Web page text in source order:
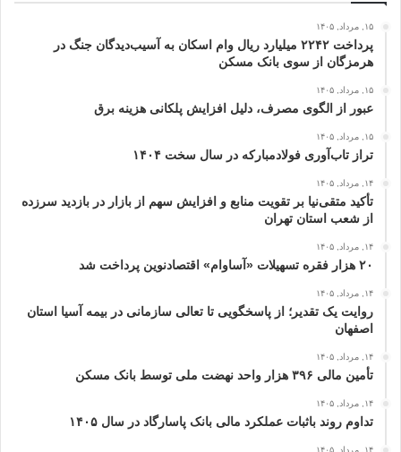
۱۵, مرداد, ۱۴۰۵
پرداخت ۲۲۴۲ میلیارد ریال وام اسکان به آسیب‌دیدگان جنگ در
هرمزگان از سوی بانک مسکن
۱۵, مرداد, ۱۴۰۵
عبور از الگوی مصرف، دلیل افزایش پلکانی هزینه برق
۱۵, مرداد, ۱۴۰۵
تراز تاب‌آوری فولادمبارکه در سال سخت ۱۴۰۴
۱۴, مرداد, ۱۴۰۵
تأکید متقی‌نیا بر تقویت منابع و افزایش سهم از بازار در بازدید سرزده
از شعب استان تهران
۱۴, مرداد, ۱۴۰۵
۲۰ هزار فقره تسهیلات «آساوام» اقتصادنوین پرداخت شد
۱۴, مرداد, ۱۴۰۵
روایت یک تقدیر؛ از پاسخگویی تا تعالی سازمانی در بیمه آسیا استان
اصفهان
۱۴, مرداد, ۱۴۰۵
تأمین مالی ۳۹۶ هزار واحد نهضت ملی توسط بانک مسکن
۱۴, مرداد, ۱۴۰۵
تداوم روند باثبات عملکرد مالی بانک پاسارگاد در سال ۱۴۰۵
۱۴, مرداد, ۱۴۰۵